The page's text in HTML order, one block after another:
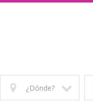
¿Dónde?